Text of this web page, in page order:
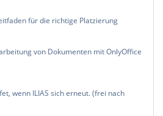
für die richtige Platzierung
von Dokumenten mit OnlyOffice
wenn ILIAS sich erneut. (frei nach